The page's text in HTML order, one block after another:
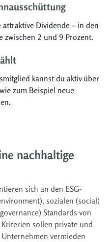
Dividende – in den
zwischen 2 und 9 Prozent.
kannst du aktiv über
zum Beispiel neue
nachhaltige
sich an den ESG-
sozialen (social)
Standards von
sollen private und
vermieden